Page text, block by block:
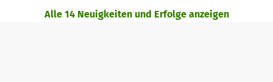
Alle 14 Neuigkeiten und Erfolge anzeigen